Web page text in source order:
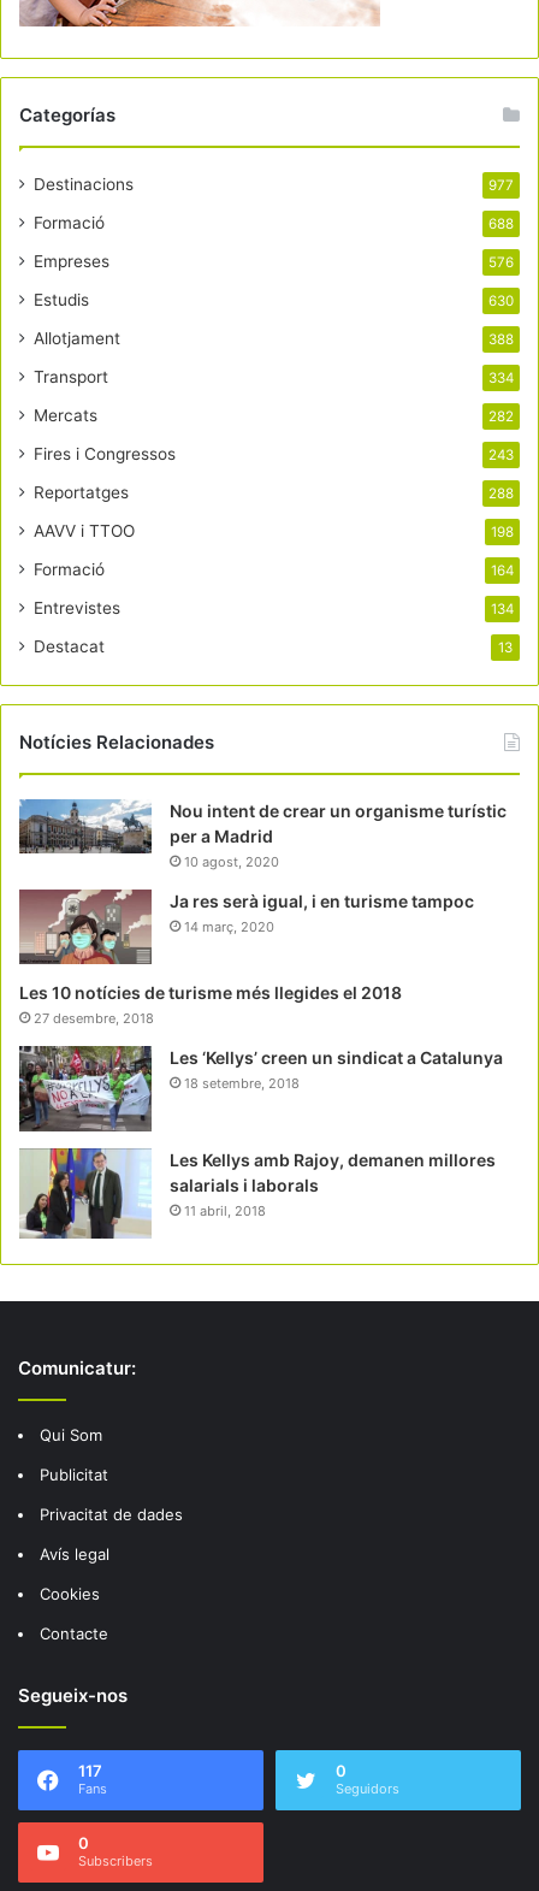
Categorías
Destinacions 977
Formació 688
Empreses 576
Estudis 630
Allotjament 388
Transport 334
Mercats 282
Fires i Congressos 243
Reportatges 288
AAVV i TTOO 198
Formació 164
Entrevistes 134
Destacat 13
Notícies Relacionades
Nou intent de crear un organisme turístic
per a Madrid
10 agost, 2020
Ja res serà igual, i en turisme tampoc
14 març, 2020
Les 10 notícies de turisme més llegides el 2018
27 desembre, 2018
Les ‘Kellys’ creen un sindicat a Catalunya
18 setembre, 2018
Les Kellys amb Rajoy, demanen millores
salarials i laborals
11 abril, 2018
Comunicatur:
Qui Som
Publicitat
Privacitat de dades
Avís legal
Cookies
Contacte
Segueix-nos
117
Fans
0
Seguidors
0
Subscribers